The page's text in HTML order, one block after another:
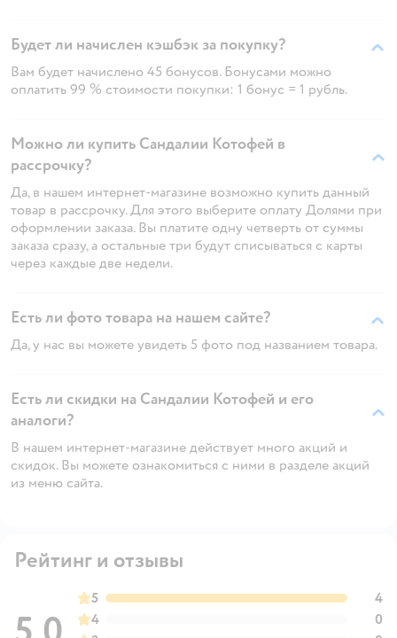
Будет ли начислен кэшбэк за покупку?
Вам будет начислено 45 бонусов. Бонусами можно
оплатить 99 % стоимости покупки: 1 бонус = 1 рубль.
Можно ли купить Сандалии Котофей в
рассрочку?
Да, в нашем интернет-магазине возможно купить данный
товар в рассрочку. Для этого выберите оплату Долями при
оформлении заказа. Вы платите одну четверть от суммы
заказа сразу, а остальные три будут списываться с карты
через каждые две недели.
Есть ли фото товара на нашем сайте?
Да, у нас вы можете увидеть 5 фото под названием товара.
Есть ли скидки на Сандалии Котофей и его
аналоги?
В нашем интернет-магазине действует много акций и
скидок. Вы можете ознакомиться с ними в разделе акций
из меню сайта.
Рейтинг и отзывы
5
4
4
0